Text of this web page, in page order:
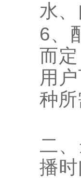
水
6、
而
用
种
二
播